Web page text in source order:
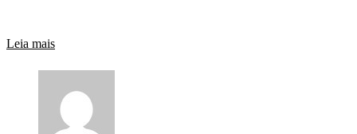
Leia mais